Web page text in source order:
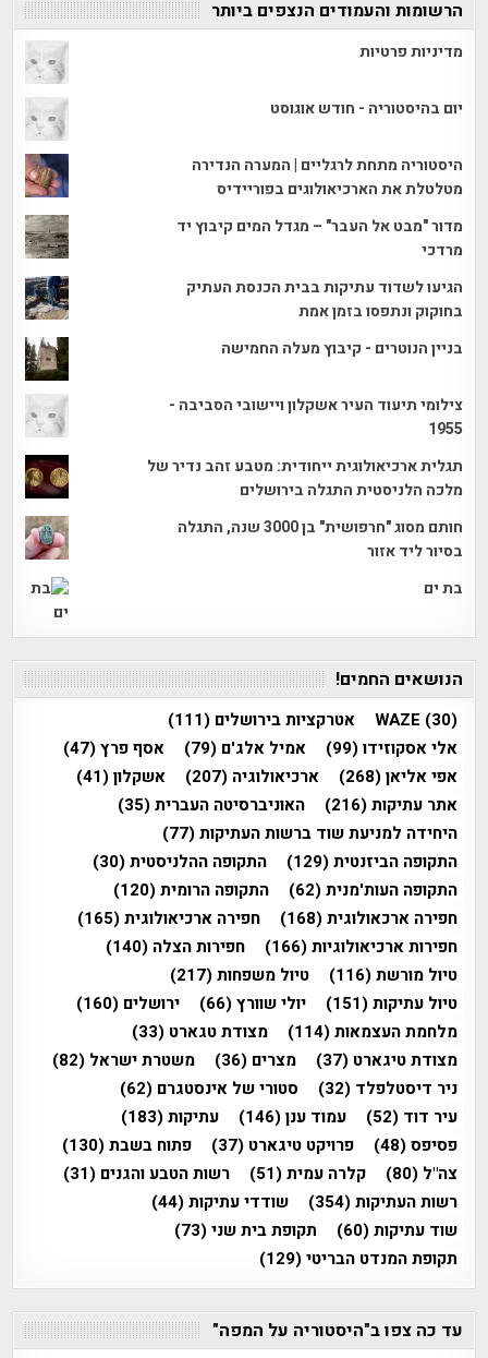
הרשומות והעמודים הנצפים ביותר
מדיניות פרטיות
יום בהיסטוריה - חודש אוגוסט
היסטוריה מתחת לרגליים | המערה הנדירה
מטלטלת את הארכיאולוגים בפוריידיס
מדור "מבט אל העבר" – מגדל המים קיבוץ יד
מרדכי
הגיעו לשדוד עתיקות בבית הכנסת העתיק
בחוקוק ונתפסו בזמן אמת
בניין הנוטרים - קיבוץ מעלה החמישה
צילומי תיעוד העיר אשקלון ויישובי הסביבה -
1955
תגלית ארכיאולוגית ייחודית: מטבע זהב נדיר של
מלכה הלניסטית התגלה בירושלים
חותם מסוג "חרפושית" בן 3000 שנה, התגלה
בסיור ליד אזור
בת ים
הנושאים החמים!
WAZE (30) אטרקציות בירושלים (111)
אלי אסקוזידו(99) אמיל אלג'ם (79) אסף פרץ(47)
אפי אליאן(268) ארכיאולוגיה (207) אשקלון(41)
אתר עתיקות(216) האוניברסיטה העברית(35)
היחידה למניעת שוד ברשות העתיקות(77)
התקופה הביזנטית(129) התקופה ההלניסטית(30)
התקופה העות'מנית(62) התקופה הרומית(120)
חפירה ארכאולוגית(168) חפירה ארכיאולוגית(165)
חפירות ארכיאולוגיות(166) חפירות הצלה (140)
טיול מורשת(116) טיול משפחות(217)
טיול עתיקות(151) יולי שוורץ(66) ירושלים (160)
מלחמת העצמאות(114) מצודת טגארט (33)
מצודת טיגארט (37) מצרים (36) משטרת ישראל (82)
ניר דיסטלפלד (32) סטורי של אינסטגרם (62)
עיר דוד (52) עמוד ענן(146) עתיקות(183)
פסיפס(48) פרויקט טיגארט (37) פתוח בשבת(130)
צה"ל (80) קלרה עמית(51) רשות הטבע והגנים (31)
רשות העתיקות(354) שודדי עתיקות(44)
שוד עתיקות(60) תקופת בית שני(73)
תקופת המנדט הבריטי(129)
עד כה צפו ב"היסטוריה על המפה"